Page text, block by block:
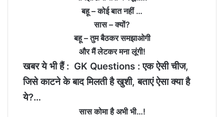
बहू – कोई बात नहीं …
सास – क्‍यों?
बहू – तुम बैठकर समझाओगी
और मैं लेटकर मना लूंगी!
खबर ये भी हैं : GK Questions : एक ऐसी चीज,
जिसे काटने के बाद मिलती है खुशी, बताएं ऐसा क्या है
ये?…
सास कोमा है अभी भी…!